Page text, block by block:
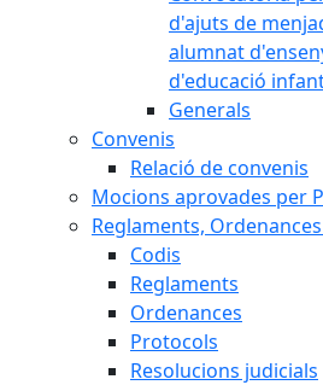
d'ajuts de
alumnat
d'educació
Generals
Convenis
Relació de convenis
Mocions aprovades per
Reglaments,
Codis
Reglaments
Ordenances
Protocols
Resolucions judicials